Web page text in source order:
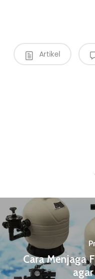
Artikel
Cara Menjaga